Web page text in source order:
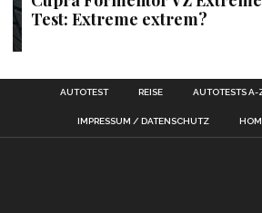
Test: Extreme extrem?
AUTOTEST REISE AUTOTESTS A-
IMPRESSUM / DATENSCHUTZ